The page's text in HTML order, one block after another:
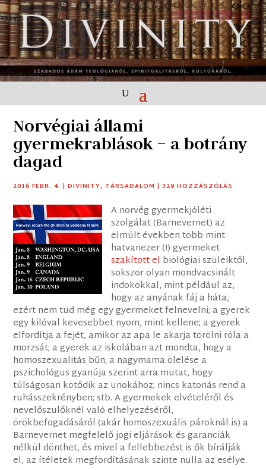
Norvégiai állami
gyermekrablások – a botrány
dagad
2016 FEBR. 4. |DIVINITY, TÁRSADALOM |329 HOZZÁSZÓLÁS
A norvég gyermekjóléti
szolgálat (Barnevernet) az
elmúlt években több mint
hatvanezer (!) gyermeket
szakított el biológiai szüleiktől,
sokszor olyan mondvacsinált
indokokkal, mint például az,
hogy az anyának fáj a háta,
ezért nem tud még egy gyermeket felnevelni; a gyerek
egy kilóval kevesebbet nyom, mint kellene; a gyerek
elfordítja a fejét, amikor az apa le akarja törölni róla a
morzsát; a gyerek az iskolában azt mondta, hogy a
homoszexualitás bűn; a nagymama ölelése a
pszichológus gyanúja szerint arra mutat, hogy
túlságosan kötődik az unokához; nincs katonás rend a
ruhásszekrényben; stb. A gyermekek elvételéről és
nevelőszülőknél való elhelyezéséről,
örökbefogadásáról (akár homoszexuális pároknál is) a
Barnevernet megfelelő jogi eljárások és garanciák
nélkül dönthet, és mivel a fellebbezést is ők bírálják
el, az ítéletek megfordításának szinte nulla az esélye.